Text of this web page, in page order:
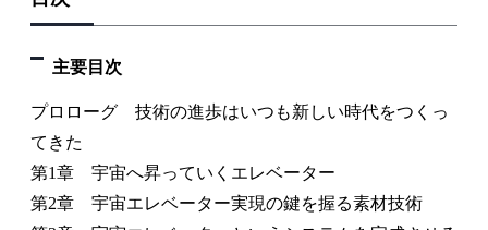
主要目次
プロローグ 技術の進歩はいつも新しい時代をつくっ
てきた
第1章 宇宙へ昇っていくエレベーター
第2章 宇宙エレベーター実現の鍵を握る素材技術